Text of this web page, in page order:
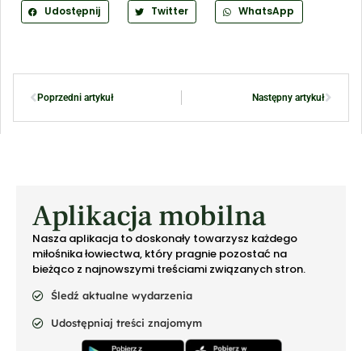
Udostępnij Twitter WhatsApp
Poprzedni artykuł Następny artykuł
Aplikacja mobilna
Nasza aplikacja to doskonały towarzysz każdego
miłośnika łowiectwa, który pragnie pozostać na
bieżąco z najnowszymi treściami związanych stron.
Śledź aktualne wydarzenia
Udostępniaj treści znajomym